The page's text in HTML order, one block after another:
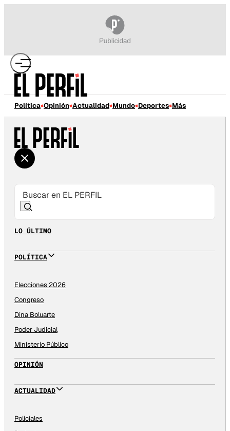
Política Opinión Actualidad Mundo Deportes Más
LO ÚLTIMO
POLÍTICA
Elecciones 2026
Congreso
Dina Boluarte
Poder Judicial
Ministerio Público
OPINIÓN
ACTUALIDAD
Policiales